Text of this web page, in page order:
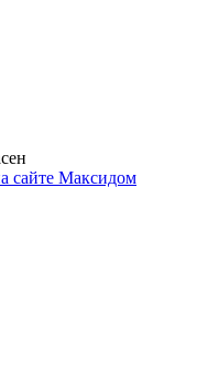
сайте Максидом